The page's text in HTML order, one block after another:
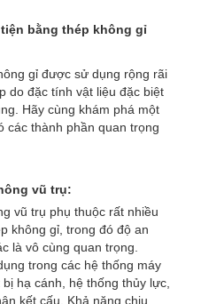
bằng thép không gỉ
gỉ được sử dụng rộng rãi
do đặc tính vật liệu đặc biệt
Hãy cùng khám phá một
các thành phần quan trọng
vũ trụ:
vũ trụ phụ thuộc rất nhiều
không gỉ, trong đó độ an
là vô cùng quan trọng.
trong các hệ thống máy
hạ cánh, hệ thống thủy lực,
kết cấu. Khả năng chịu